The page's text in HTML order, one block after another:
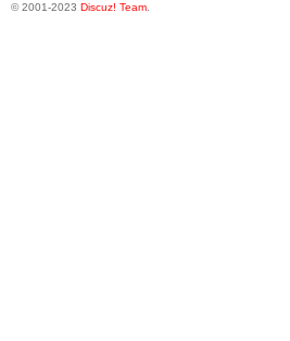
© 2001-2023 Discuz! Team.